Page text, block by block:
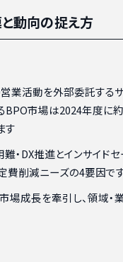
動向の捉え方
営業活動を外部委託する
BPO市場は2024年度に
す
・DX推進とインサイド
費削減ニーズの4要因で
場成長を牽引し、領域・